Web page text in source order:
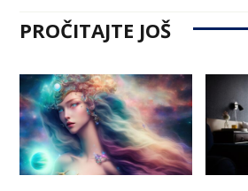
PROČITAJTE JOŠ